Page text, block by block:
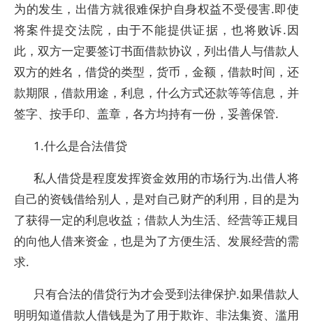
为的发生，出借方就很难保护自身权益不受侵害.即使
将案件提交法院，由于不能提供证据，也将败诉.因
此，双方一定要签订书面借款协议，列出借人与借款人
双方的姓名，借贷的类型，货币，金额，借款时间，还
款期限，借款用途，利息，什么方式还款等等信息，并
签字、按手印、盖章，各方均持有一份，妥善保管.
1.什么是合法借贷
私人借贷是程度发挥资金效用的市场行为.出借人将
自己的资钱借给别人，是对自己财产的利用，目的是为
了获得一定的利息收益；借款人为生活、经营等正规目
的向他人借来资金，也是为了方便生活、发展经营的需
求.
只有合法的借贷行为才会受到法律保护.如果借款人
明明知道借款人借钱是为了用于欺诈、非法集资、滥用